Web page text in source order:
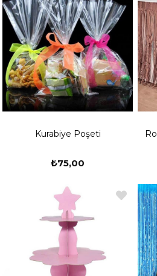
Kurabiye Poşeti
₺75,00